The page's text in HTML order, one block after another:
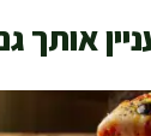
אותך